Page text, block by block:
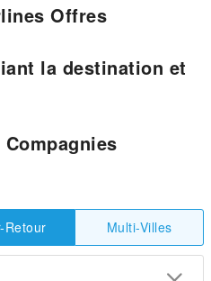
Offres
la destination et
Retour Multi-Villes